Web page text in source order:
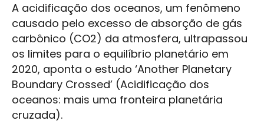
A acidificação dos oceanos, um fenômeno
causado pelo excesso de absorção de gás
carbônico (CO2) da atmosfera, ultrapassou
os limites para o equilíbrio planetário em
2020, aponta o estudo ‘Another Planetary
Boundary Crossed’ (Acidificação dos
oceanos: mais uma fronteira planetária
cruzada).